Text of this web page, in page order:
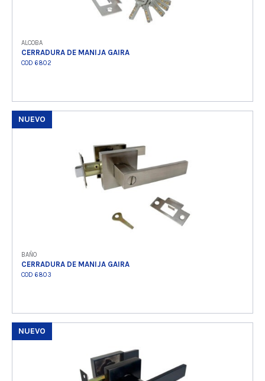
ALCOBA
CERRADURA DE MANIJA GAIRA
COD 6802
NUEVO
BAÑO
CERRADURA DE MANIJA GAIRA
COD 6803
NUEVO